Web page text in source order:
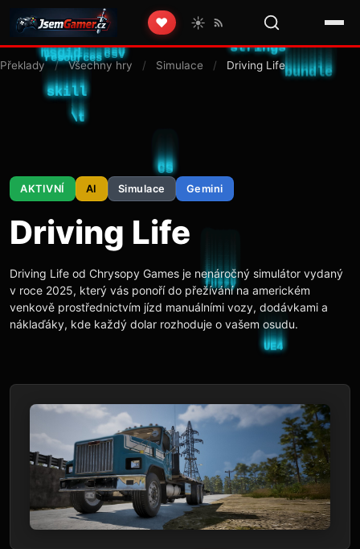
❤️ ☀️
Překlady / Všechny hry / Simulace / Driving Life
AKTIVNÍ AI Simulace Gemini
Driving Life
Driving Life od Chrysopy Games je nenáročný simulátor vydaný
v roce 2025, který vás ponoří do přežívání na americkém
venkově prostřednictvím jízd manuálními vozy, dodávkami a
náklaďáky, kde každý dolar rozhoduje o vašem osudu.